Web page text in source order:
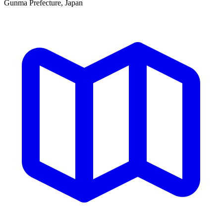
Gunma Prefecture, Japan